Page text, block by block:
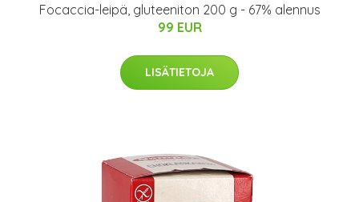
Focaccia-leipä, gluteeniton 200 g - 67% alennus
99 EUR
LISÄTIETOJA